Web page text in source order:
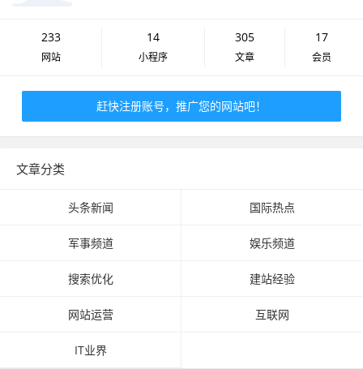
233
网站
14
小程序
305
文章
17
会员
赶快注册账号，推广您的网站吧！
文章分类
头条新闻 国际热点
军事频道 娱乐频道
搜索优化 建站经验
网站运营 互联网
IT业界